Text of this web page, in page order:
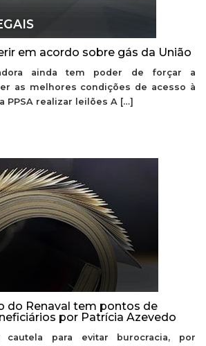
em acordo sobre gás da União
ainda tem poder de forçar a
as melhores condições de acesso à
PPSA realizar leilões A […]
do Renaval tem pontos de
por Patrícia Azevedo
cautela para evitar burocracia, por